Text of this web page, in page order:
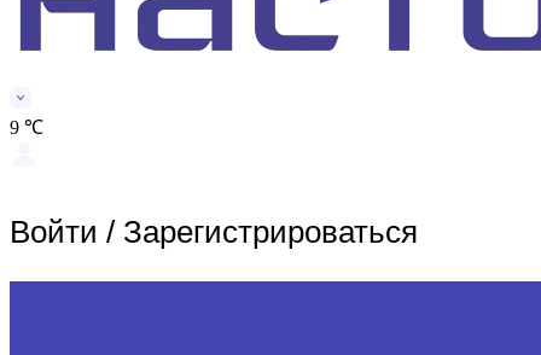
9 ℃
Войти / Зарегистрироваться